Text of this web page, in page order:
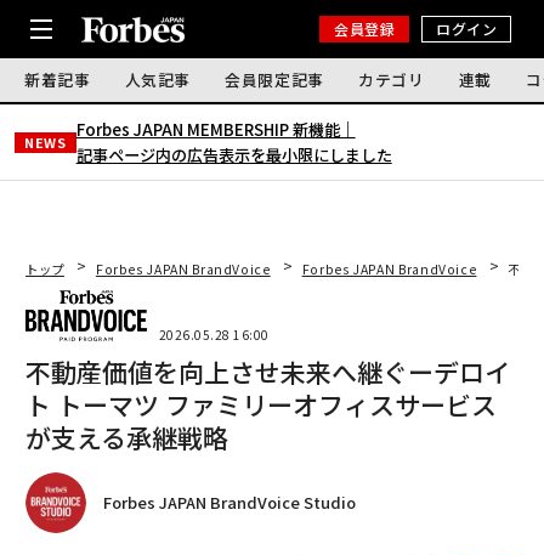
会員登録 ログイン
新着記事 人気記事 会員限定記事 カテゴリ 連載
NEWS
Forbes JAPAN MEMBERSHIP 新機能｜
記事ページ内の広告表示を最小限にしました
トップ Forbes JAPAN BrandVoice Forbes JAPAN BrandVoice 不動
2026.05.28 16:00
不動産価値を向上させ未来へ継ぐーデロイ
ト トーマツ ファミリーオフィスサービス
が支える承継戦略
Forbes JAPAN BrandVoice Studio